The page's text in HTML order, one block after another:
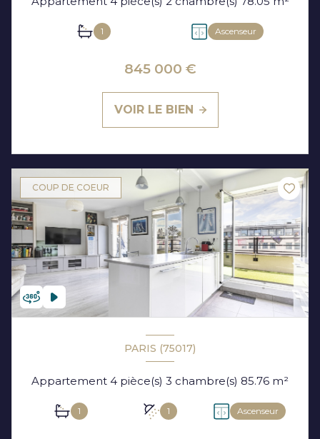
1 Ascenseur
845 000 €
VOIR LE BIEN
COUP DE COEUR
PARIS (75017)
Appartement 4 pièce(s) 3 chambre(s) 85.76 m²
1 1 Ascenseur